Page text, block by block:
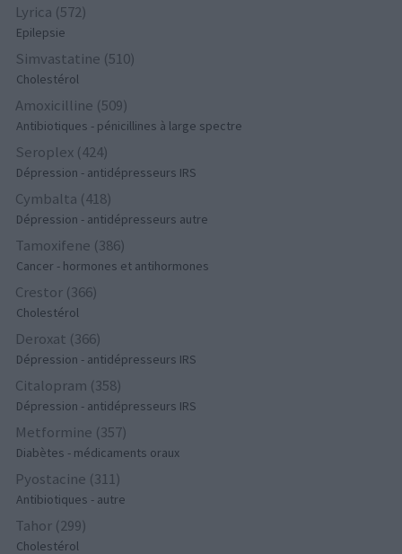
Lyrica (572)
Epilepsie
Simvastatine (510)
Cholestérol
Amoxicilline (509)
Antibiotiques - pénicillines à large spectre
Seroplex (424)
Dépression - antidépresseurs IRS
Cymbalta (418)
Dépression - antidépresseurs autre
Tamoxifene (386)
Cancer - hormones et antihormones
Crestor (366)
Cholestérol
Deroxat (366)
Dépression - antidépresseurs IRS
Citalopram (358)
Dépression - antidépresseurs IRS
Metformine (357)
Diabètes - médicaments oraux
Pyostacine (311)
Antibiotiques - autre
Tahor (299)
Cholestérol